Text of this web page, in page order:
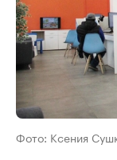
Фото: Ксения